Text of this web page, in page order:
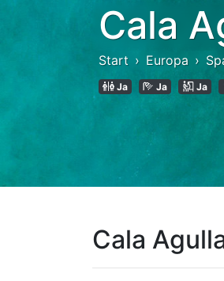
Cala
Start Europa
Ja Ja Ja
Cala